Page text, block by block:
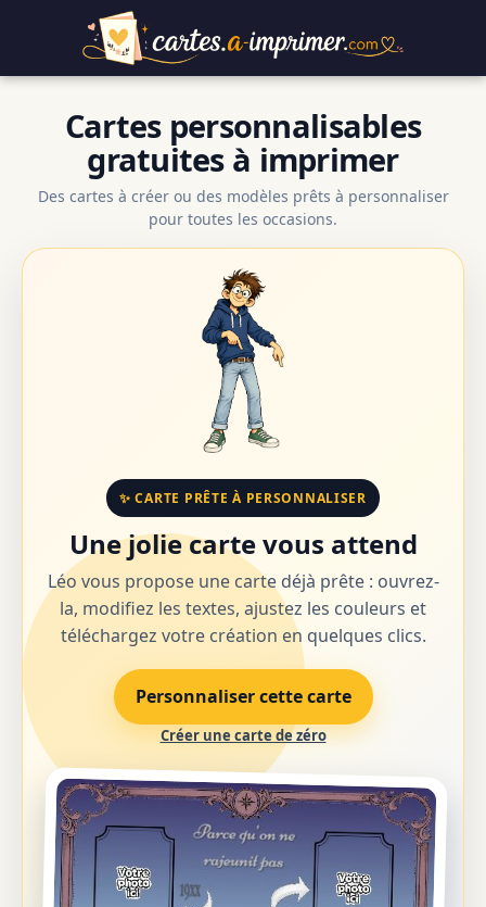
Cartes personnalisables
gratuites à imprimer
Des cartes à créer ou des modèles prêts à personnaliser
pour toutes les occasions.
✨ CARTE PRÊTE À PERSONNALISER
Une jolie carte vous attend
Léo vous propose une carte déjà prête : ouvrez-
la, modifiez les textes, ajustez les couleurs et
téléchargez votre création en quelques clics.
Personnaliser cette carte
Créer une carte de zéro